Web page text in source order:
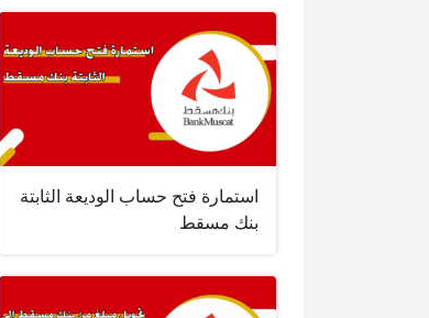
استمارة فتح حساب الوديعة الثابتة
بنك مسقط